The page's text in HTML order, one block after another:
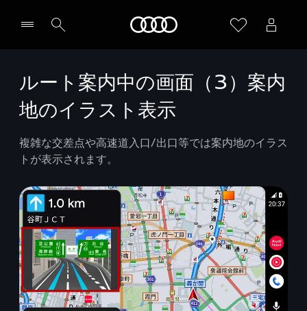
ルート案内中の画面（3）案内
地のイラスト表示
複雑な交差点や高速道入口/出口等では案内地のイラス
トが表示されます。